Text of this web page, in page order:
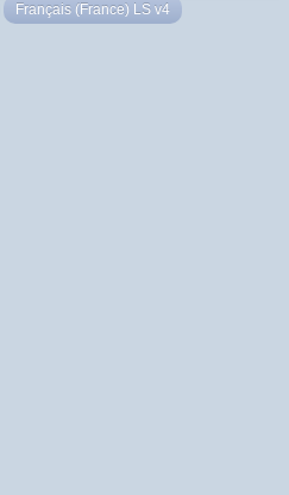
Français (France) LS v4